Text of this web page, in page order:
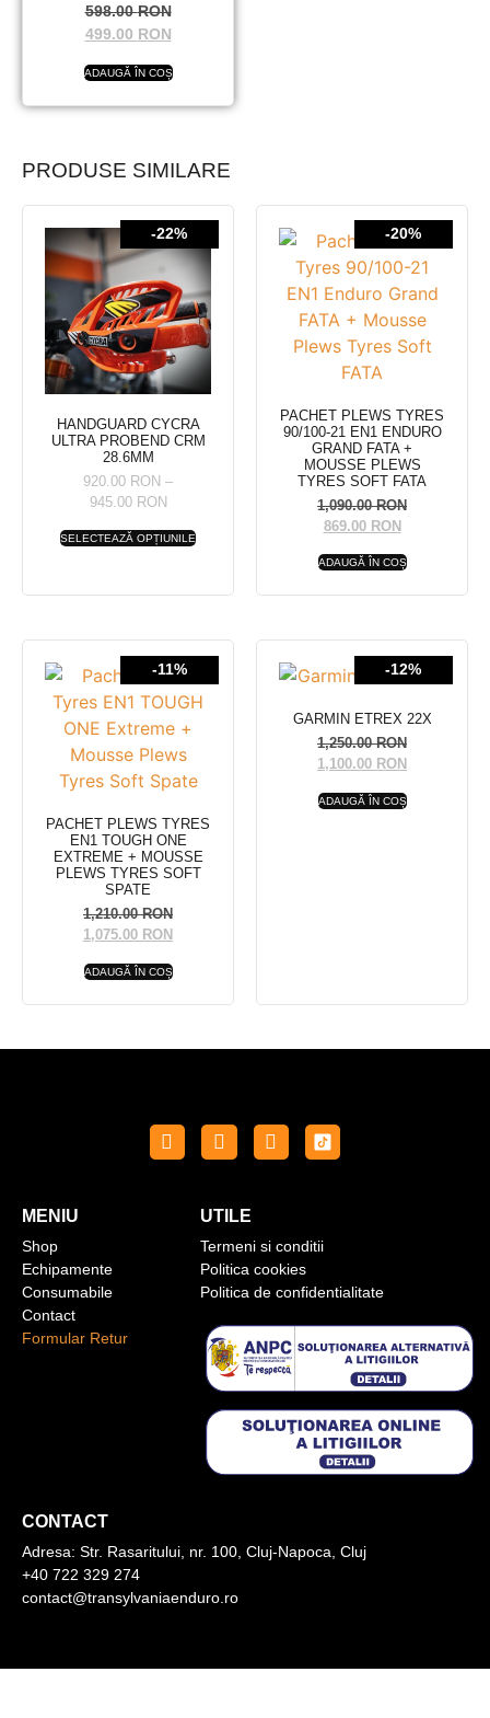
598.00RON
499.00 RON
ADAUGĂ ÎN COȘ
PRODUSE SIMILARE
-22%
HANDGUARD CYCRA
ULTRA PROBEND CRM
28.6MM
920.00 RON –
945.00 RON
SELECTEAZĂ OPȚIUNILE
-20%
PACHET PLEWS TYRES
90/100-21 EN1 ENDURO
GRAND FATA +
MOUSSE PLEWS
TYRES SOFT FATA
1,090.00RON
869.00 RON
ADAUGĂ ÎN COȘ
-11%
PACHET PLEWS TYRES
EN1 TOUGH ONE
EXTREME + MOUSSE
PLEWS TYRES SOFT
SPATE
1,210.00RON
1,075.00 RON
ADAUGĂ ÎN COȘ
-12%
GARMIN ETREX 22X
1,250.00RON
1,100.00 RON
ADAUGĂ ÎN COȘ
MENIU
Shop
Echipamente
Consumabile
Contact
Formular Retur
UTILE
Termeni si conditii
Politica cookies
Politica de confidentialitate
CONTACT
Adresa: Str. Rasaritului, nr. 100, Cluj-Napoca, Cluj
+40 722 329 274
contact@transylvaniaenduro.ro